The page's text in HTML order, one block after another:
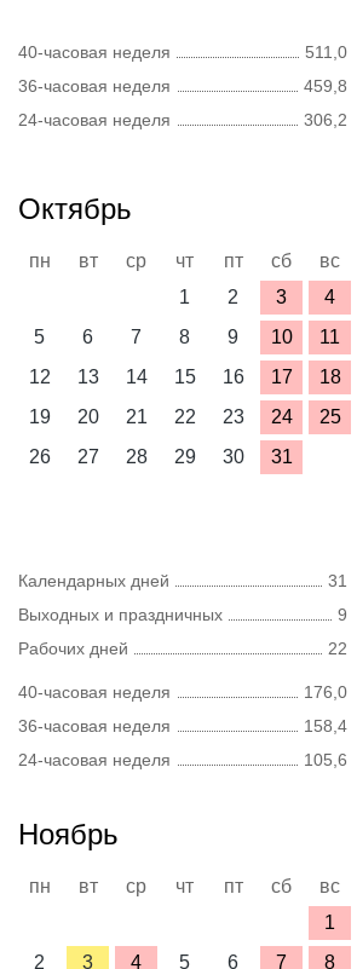
40-часовая неделя
511,0
36-часовая неделя
459,8
24-часовая неделя
306,2
Октябрь
пн вт ср чт пт сб
вс
1
2 3
4
5
6 7 8 9 10
11
12
13 14 15 16 17
18
19
20 21 22 23 24
25
26
27 28 29 30 31
Календарных дней
31
Выходных и праздничных
9
Рабочих дней
22
40-часовая неделя
176,0
36-часовая неделя
158,4
24-часовая неделя
105,6
Ноябрь
пн вт ср чт пт сб
вс
1
2
3 4 5 6 7 8